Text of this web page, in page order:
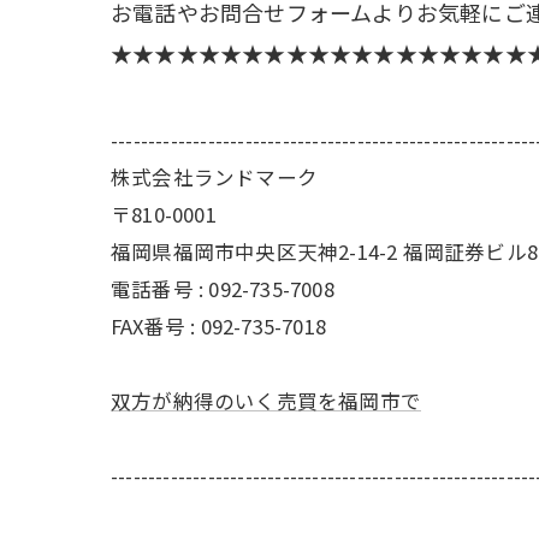
お電話やお問合せフォームよりお気軽にご
株式会社ランドマーク
〒810-0001
福岡県福岡市中央区天神2-14-2 福岡証券ビル
電話番号 : 092-735-7008
FAX番号 : 092-735-7018
双方が納得のいく売買を福岡市で